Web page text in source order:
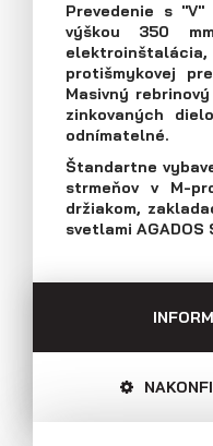
Sledujte nás
Prívesy s
plochy
plochy
Prevedenie s
výškou 350
protišmykovej
Masivný
zinkovaných
odnímatelné.
Štandartne
strmeňov v M-
držiakom,
svetlami AGADOS